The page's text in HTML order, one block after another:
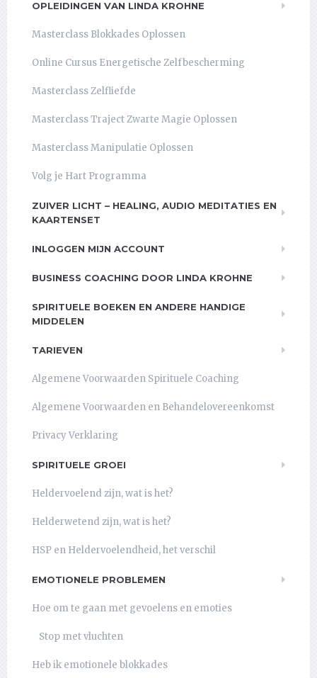
OPLEIDINGEN VAN LINDA KROHNE
Masterclass Blokkades Oplossen
Online Cursus Energetische Zelfbescherming
Masterclass Zelfliefde
Masterclass Traject Zwarte Magie Oplossen
Masterclass Manipulatie Oplossen
Volg je Hart Programma
ZUIVER LICHT – HEALING, AUDIO MEDITATIES EN
KAARTENSET
INLOGGEN MIJN ACCOUNT
BUSINESS COACHING DOOR LINDA KROHNE
SPIRITUELE BOEKEN EN ANDERE HANDIGE
MIDDELEN
TARIEVEN
Algemene Voorwaarden Spirituele Coaching
Algemene Voorwaarden en Behandelovereenkomst
Privacy Verklaring
SPIRITUELE GROEI
Heldervoelend zijn, wat is het?
Helderwetend zijn, wat is het?
HSP en Heldervoelendheid, het verschil
EMOTIONELE PROBLEMEN
Hoe om te gaan met gevoelens en emoties
Stop met vluchten
Heb ik emotionele blokkades